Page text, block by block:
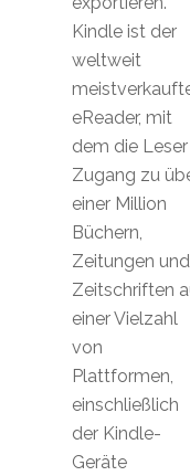
Kindle ist der
weltweit
eReader, mit
dem die Leser
Zugang zu
einer Million
Büchern,
Zeitungen und
Zeitschriften
einer Vielzahl
von
Plattformen,
einschließlich
der Kindle-
Geräte